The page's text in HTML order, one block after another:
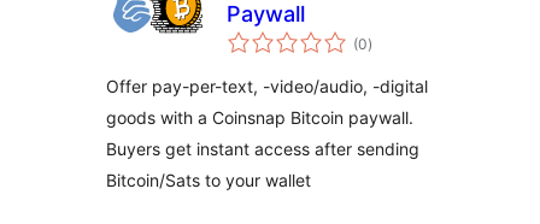
Paywall
(0puntuacions
totals
)
Offer pay-per-text, -video/audio, -digital
goods with a Coinsnap Bitcoin paywall.
Buyers get instant access after sending
Bitcoin/Sats to your wallet